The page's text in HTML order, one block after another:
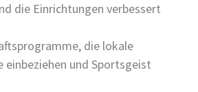
die Einrichtungen verbessert
die lokale
einbeziehen und Sportsgeist